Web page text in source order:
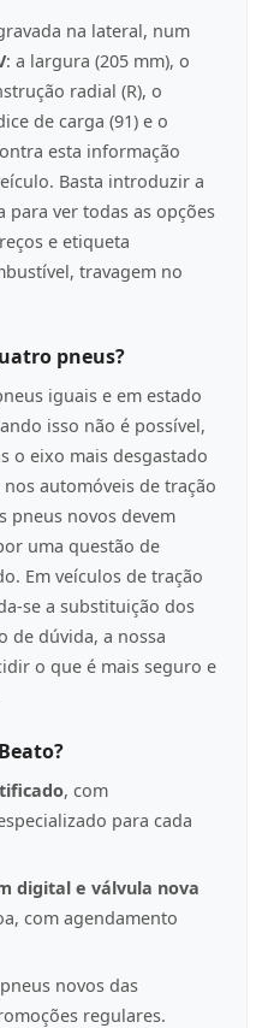
na lateral, num
: a largura (205 mm), o
radial (R), o
de carga (91) e o
esta informação
Basta introduzir a
para ver todas as opções
e etiqueta
travagem no
pneus?
iguais e em estado
isso não é possível,
o eixo mais desgastado
automóveis de tração
pneus novos devem
uma questão de
Em veículos de tração
se a substituição dos
de dúvida, a nossa
o que é mais seguro e
, com
para cada
digital e válvula nova
com agendamento
novos das
regulares.